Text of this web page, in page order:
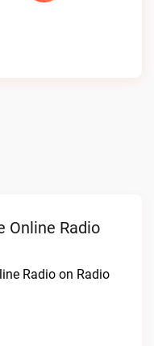
Online Radio
Radio on Radio